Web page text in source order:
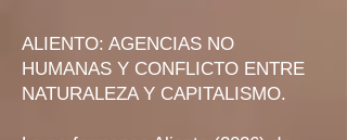
ALIENTO: AGENCIAS NO
HUMANAS Y CONFLICTO ENTRE
NATURALEZA Y CAPITALISMO.